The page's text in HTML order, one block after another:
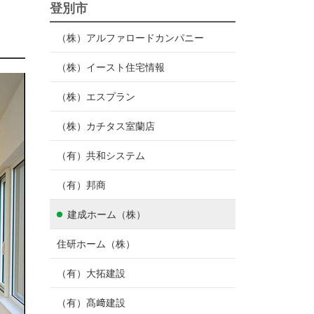
登別市
（株）アルファロードカンパニー
（株）イースト住宅情報
（株）エスプラン
（株）カチタス室蘭店
（有）共和システム
（有）邦商
建成ホーム（株）
住研ホーム（株）
（有）大拓建設
（有）髙﨑建設